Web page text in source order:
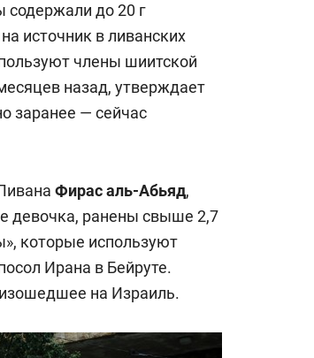
до 20 г
источник в ливанских
члены шиитской
назад, утверждает
заранее — сейчас
Фирас аль-Абьяд,
девочка, ранены свыше 2,7
которые используют
Ирана в Бейруте.
на Израиль.
и Face
будет
Рекомендуем
Опыт выживания в дикой
природе, работа
с ментальным и физическим
состоянием как основа